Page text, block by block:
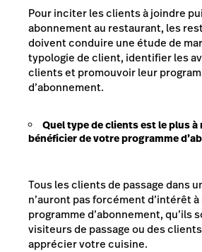
Pour inciter les clients à joindre
abonnement au restaurant, les
doivent conduire une étude de
typologie de client, identifier les
clients et promouvoir leur
d’abonnement.
Quel type de clients est le plus à
bénéficier de votre programme
Tous les clients de passage dans
n’auront pas forcément d’intérêt
programme d’abonnement, qu’ils
visiteurs de passage ou des
apprécier votre cuisine.